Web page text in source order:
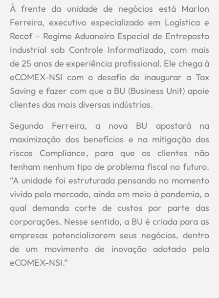
À frente da unidade de negócios está Marlon
Ferreira, executivo especializado em Logística e
Recof – Regime Aduaneiro Especial de Entreposto
Industrial sob Controle Informatizado, com mais
de 25 anos de experiência profissional. Ele chega à
eCOMEX-NSI com o desafio de inaugurar a Tax
Saving e fazer com que a BU (Business Unit) apoie
clientes das mais diversas indústrias.
Segundo Ferreira, a nova BU apostará na
maximização dos benefícios e na mitigação dos
riscos Compliance, para que os clientes não
tenham nenhum tipo de problema fiscal no futuro.
“A unidade foi estruturada pensando no momento
vivido pelo mercado, ainda em meio à pandemia, o
qual demanda corte de custos por parte das
corporações. Nesse sentido, a BU é criada para as
empresas potencializarem seus negócios, dentro
de um movimento de inovação adotado pela
eCOMEX-NSI.”